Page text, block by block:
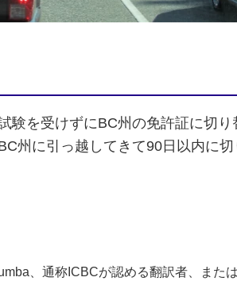
を受けずにBC州の免許証に切り
州に引っ越してきて90日以内に
、通称ICBCが認める翻訳者、また